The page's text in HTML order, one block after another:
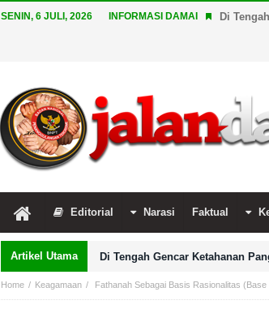
SENIN, 6 JULI, 2026 INFORMASI DAMAI Di
Editorial Narasi Faktual
Artikel Utama Di Tengah Gencar Ketahanan
Home Keagamaan Fathanah Sebagai Basis Rasionalitas (Base